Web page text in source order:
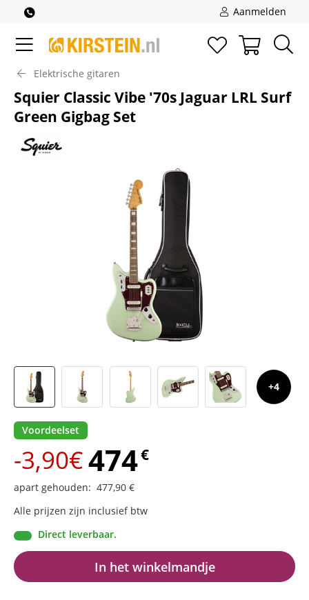
Aanmelden
Elektrische gitaren
Squier Classic Vibe '70s Jaguar LRL Surf
Green Gigbag Set
4
Voordeelset
-3,90€474€
apart gehouden: 477,90 €
Alle prijzen zijn inclusief btw
Direct leverbaar.
In het winkelmandje